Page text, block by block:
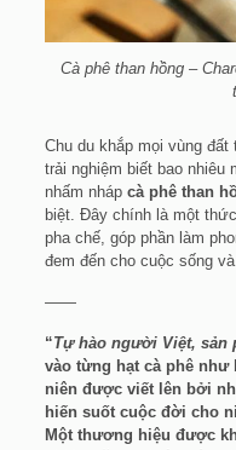
Cà phê than hồng –
Chu du khắp mọi vùng
trải nghiệm biết bao nhiêu
nhấm nháp cà phê than
biệt. Đây chính là một
pha chế, góp phần làm
đem đến cho cuộc sống
——
“Tự hào người Việt, sản
vào từng hạt cà phê
niên được viết lên bởi
hiến suốt cuộc đời cho
Một thương hiệu được